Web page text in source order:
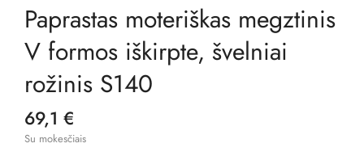
Paprastas moteriškas megztinis
V formos iškirpte, švelniai
rožinis S140
69,1 €
Su mokesčiais